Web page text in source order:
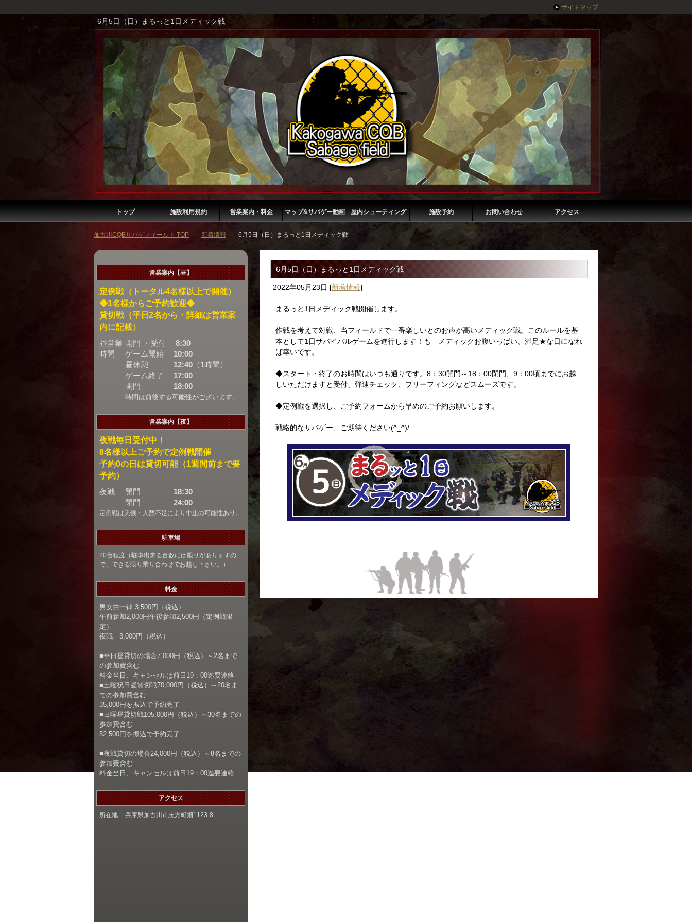
6月5日（日）まるっと1日メディック戦
トップ 施設利用規約 営業案内・料金 マップ&サバゲー動画 屋内シューティング 施設予約 お問い合わせ アクセス
加古川CQBサバゲフィールド TOP 新着情報 6月5日（日）まるっと1日メディック戦
6月5日（日）まるっと1日メディック戦
2022年05月23日 [新着情報]
まるっと1日メディック戦開催します。
作戦を考えて対戦、当フィールドで一番楽しいとのお声が高いメディック戦。このルールを基
本として1日サバイバルゲームを進行します！も―メディックお腹いっぱい、満足★な日になれ
ば幸いです。
◆スタート・終了のお時間はいつも通りです。8：30開門～18：00閉門、9：00頃までにお越
しいただけますと受付、弾速チェック、ブリーフィングなどスムーズです。
◆定例戦を選択し、ご予約フォームから早めのご予約お願いします。
戦略的なサバゲー、ご期待ください(^_^)/
営業案内【昼】
定例戦（トータル4名様以上で開催）
◆1名様からご予約歓迎◆
貸切戦（平日2名から・詳細は営業案
内に記載）
昼営業
時間
開門 ・受付 8:30
ゲーム開始
10:00
昼休憩
12:40 （1時間）
ゲーム終了
17:00
閉門
18:00
時間は前後する可能性がございます。
営業案内【夜】
夜戦毎日受付中！
8名様以上ご予約で定例戦開催
予約0の日は貸切可能（1週間前まで要
予約）
夜戦 開門
18:30
閉門
24:00
定例戦は天候・人数不足により中止の可能性あり。
駐車場
20台程度（駐車出来る台数には限りがありますの
で、できる限り乗り合わせでお越し下さい。）
料金
男女共一律 3,500円（税込）
午前参加2,000円午後参加2,500円（定例戦限
定）
夜戦 3,000円（税込）
■平日昼貸切の場合7,000円（税込）～2名まで
の参加費含む
料金当日、キャンセルは前日19：00迄要連絡
■土曜祝日昼貸切戦70,000円（税込）～20名ま
での参加費含む
35,000円を振込で予約完了
■日曜昼貸切戦105,000円（税込）～30名までの
参加費含む
52,500円を振込で予約完了
■夜戦貸切の場合24,000円（税込）～8名までの
参加費含む
料金当日、キャンセルは前日19：00迄要連絡
アクセス
所在地 兵庫県加古川市志方町畑1123-8
サイトマップ